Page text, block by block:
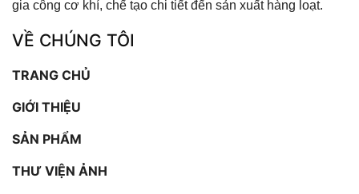
gia công cơ khí, chế tạo chi tiết đến sản xuất hàng loạt.
VỀ CHÚNG TÔI
TRANG CHỦ
GIỚI THIỆU
SẢN PHẨM
THƯ VIỆN ẢNH